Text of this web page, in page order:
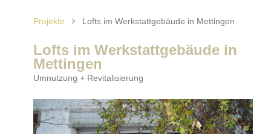
Projekte Lofts im Werkstattgebäude in Mettingen
Lofts im Werkstattgebäude in
Mettingen
Umnutzung + Revitalisierung